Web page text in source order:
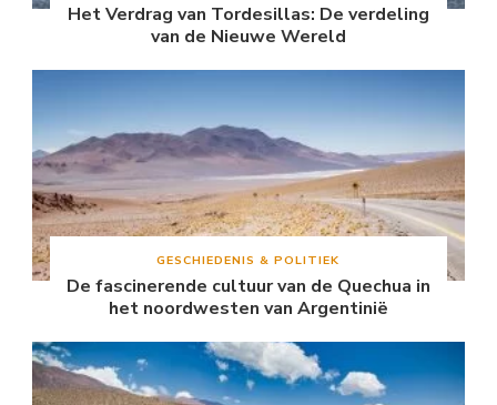
Het Verdrag van Tordesillas: De verdeling
van de Nieuwe Wereld
GESCHIEDENIS & POLITIEK
De fascinerende cultuur van de Quechua in
het noordwesten van Argentinië